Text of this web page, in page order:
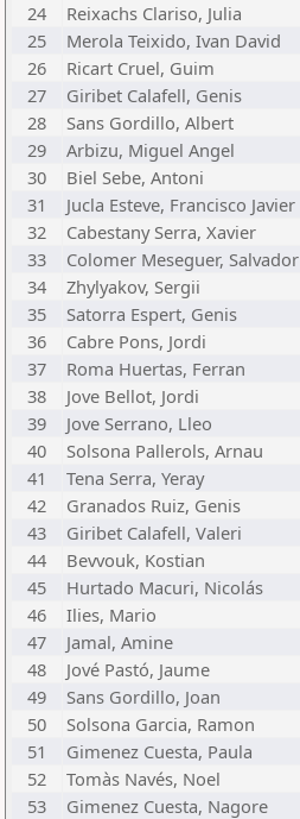
24
Reixachs Clariso, Julia
25
Merola Teixido, Ivan David
26
Ricart Cruel, Guim
27
Giribet Calafell, Genis
28
Sans Gordillo, Albert
29
Arbizu, Miguel Angel
30
Biel Sebe, Antoni
31
Jucla Esteve, Francisco Javier
32
Cabestany Serra, Xavier
33
Colomer Meseguer, Salvador
34
Zhylyakov, Sergii
35
Satorra Espert, Genis
36
Cabre Pons, Jordi
37
Roma Huertas, Ferran
38
Jove Bellot, Jordi
39
Jove Serrano, Lleo
40
Solsona Pallerols, Arnau
41
Tena Serra, Yeray
42
Granados Ruiz, Genis
43
Giribet Calafell, Valeri
44
Bevvouk, Kostian
45
Hurtado Macuri, Nicolás
46
Ilies, Mario
47
Jamal, Amine
48
Jové Pastó, Jaume
49
Sans Gordillo, Joan
50
Solsona Garcia, Ramon
51
Gimenez Cuesta, Paula
52
Tomàs Navés, Noel
53
Gimenez Cuesta, Nagore